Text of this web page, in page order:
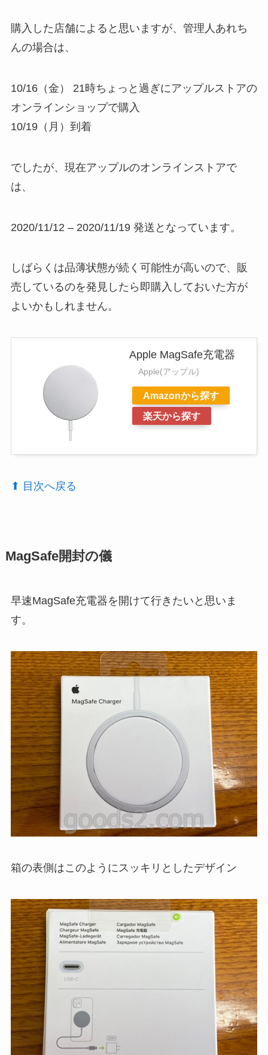
購入した店舗によると思いますが、管理人あれち
んの場合は、
10/16（金） 21時ちょっと過ぎにアップルストアの
オンラインショップで購入
10/19（月）到着
でしたが、現在アップルのオンラインストアで
は、
2020/11/12 – 2020/11/19 発送となっています。
しばらくは品薄状態が続く可能性が高いので、販
売しているのを発見したら即購入しておいた方が
よいかもしれません。
Apple MagSafe充電器
Apple(アップル)
Amazonから探す
楽天から探す
⬆︎ 目次へ戻る
MagSafe開封の儀
早速MagSafe充電器を開けて行きたいと思いま
す。
箱の表側はこのようにスッキリとしたデザイン